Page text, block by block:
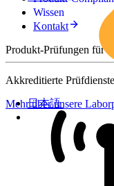
日本語
Wissen
Kontakt
Produkt-Prüfungen für
Akkreditierte
Mehr über unsere